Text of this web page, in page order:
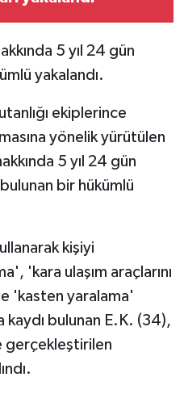
5 yıl 24 gün
yakalandı.
ekiplerince
yönelik yürütülen
5 yıl 24 gün
bir hükümlü
kişiyi
'kara ulaşım araçlarını
'kasten yaralama'
kaydı bulunan E.K. (34),
gerçekleştirilen